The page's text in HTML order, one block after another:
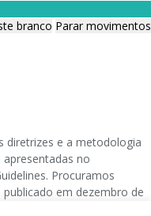
branco Parar movimentos
diretrizes e a metodologia
apresentadas no
Procuramos
em dezembro de